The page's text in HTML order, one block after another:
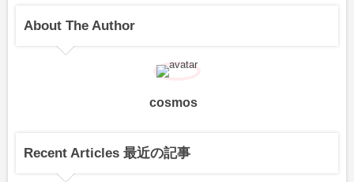
About The Author
cosmos
Recent Articles 最近の記事